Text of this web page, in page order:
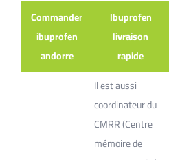
Commander
ibuprofen
andorre
Ibuprofen
livraison
rapide
Il est aussi
coordinateur du
CMRR (Centre
mémoire de